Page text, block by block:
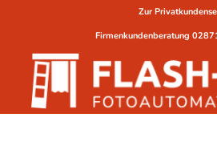
Zur
Firmenkundenberatung